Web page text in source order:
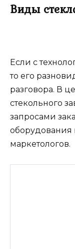
Виды
Если с
то его
разговора. В
стекольного
запросами
маркетологов.